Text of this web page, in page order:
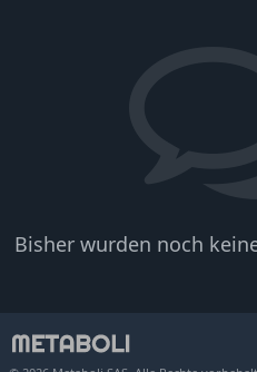
Bisher wurden noch